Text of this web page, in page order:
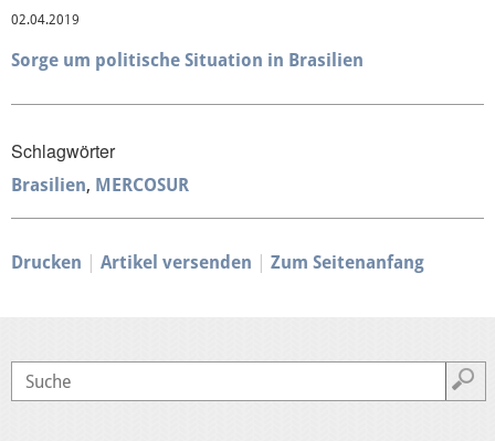
02.04.2019
Sorge um politische Situation in Brasilien
Schlagwörter
Brasilien MERCOSUR
Drucken Artikel versenden Zum Seitenanfang